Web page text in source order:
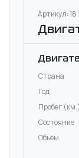
Артикул: 18
Страна
Год
Пробег (км.)
Состояние
Объём